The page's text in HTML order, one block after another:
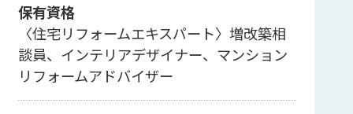
保有資格
〈住宅リフォームエキスパート〉増改築相
談員、インテリアデザイナー、マンション
リフォームアドバイザー